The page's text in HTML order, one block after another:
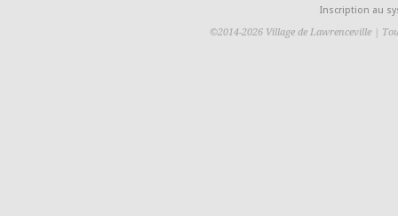
Inscription au
©2014-2026 Village de Lawrenceville |